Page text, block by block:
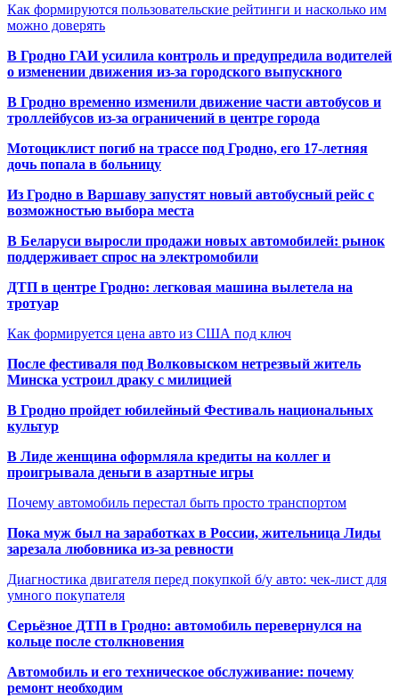
Как формируются пользовательские рейтинги и насколько им
можно доверять
В Гродно ГАИ усилила контроль и предупредила водителей
о изменении движения из-за городского выпускного
В Гродно временно изменили движение части автобусов и
троллейбусов из-за ограничений в центре города
Мотоциклист погиб на трассе под Гродно, его 17-летняя
дочь попала в больницу
Из Гродно в Варшаву запустят новый автобусный рейс с
возможностью выбора места
В Беларуси выросли продажи новых автомобилей: рынок
поддерживает спрос на электромобили
ДТП в центре Гродно: легковая машина вылетела на
тротуар
Как формируется цена авто из США под ключ
После фестиваля под Волковыском нетрезвый житель
Минска устроил драку с милицией
В Гродно пройдет юбилейный Фестиваль национальных
культур
В Лиде женщина оформляла кредиты на коллег и
проигрывала деньги в азартные игры
Почему автомобиль перестал быть просто транспортом
Пока муж был на заработках в России, жительница Лиды
зарезала любовника из-за ревности
Диагностика двигателя перед покупкой б/у авто: чек-лист для
умного покупателя
Серьёзное ДТП в Гродно: автомобиль перевернулся на
кольце после столкновения
Автомобиль и его техническое обслуживание: почему
ремонт необходим